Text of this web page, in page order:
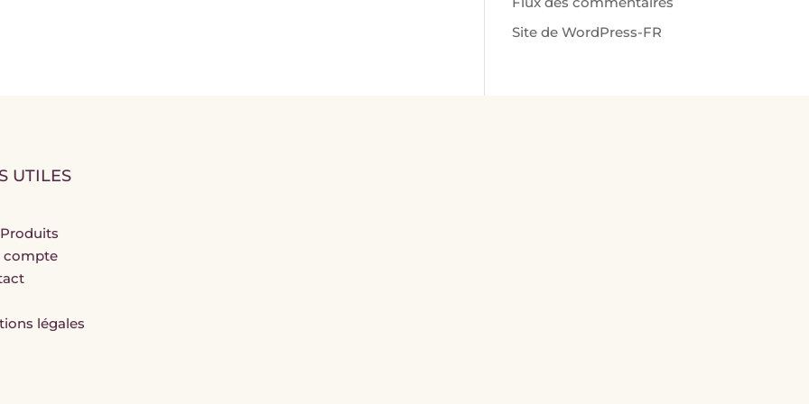
Site de WordPress-FR
UTILES
compte
légales